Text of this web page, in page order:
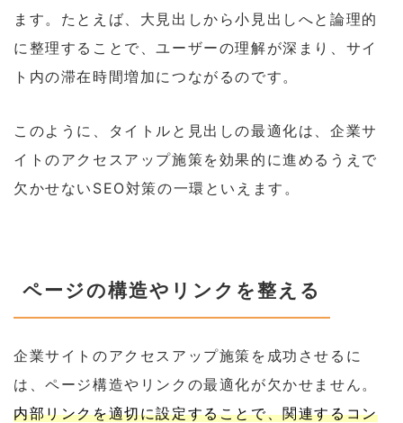
ます。たとえば、大見出しから小見出しへと論理的
に整理することで、ユーザーの理解が深まり、サイ
ト内の滞在時間増加につながるのです。
このように、タイトルと見出しの最適化は、企業サ
イトのアクセスアップ施策を効果的に進めるうえで
欠かせないSEO対策の一環といえます。
ページの構造やリンクを整える
企業サイトのアクセスアップ施策を成功させるに
は、ページ構造やリンクの最適化が欠かせません。
内部リンクを適切に設定することで、関連するコン